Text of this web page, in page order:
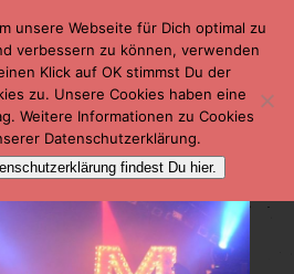
unsere Webseite für Dich optimal zu
verbessern zu können, verwenden
Klick auf OK stimmst Du der
zu. Unsere Cookies haben eine
Weitere Informationen zu Cookies
Datenschutzerklärung.
findest Du hier.